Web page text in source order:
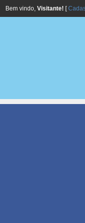
Bem vindo, Visitante! [